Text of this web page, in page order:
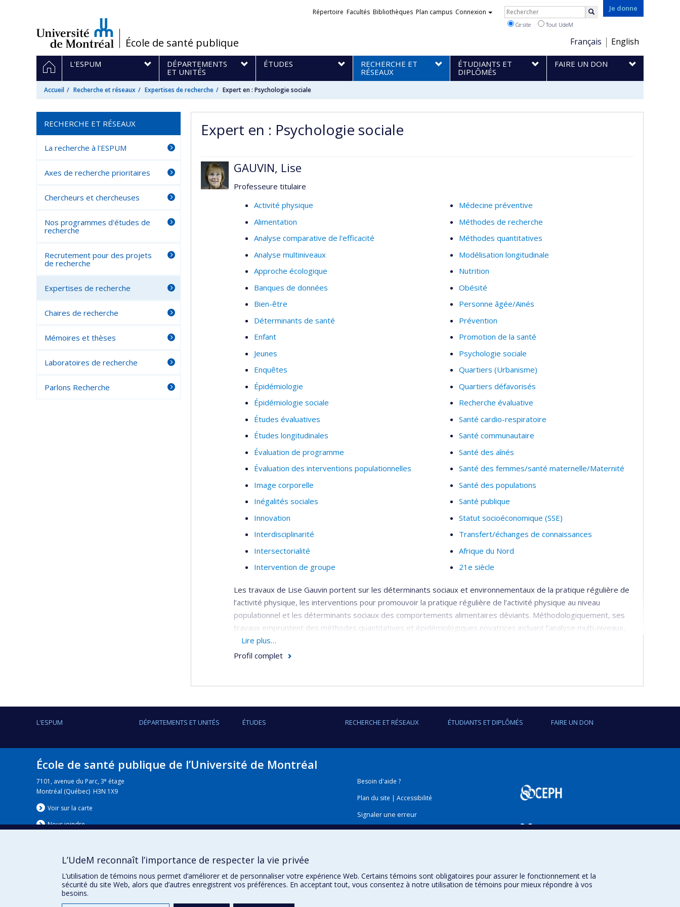
/École de santé publique
Je donne
Choix
de
la
langue
Français English
Liens
Répertoire Facultés Bibliothèques Plan campus Connexion Rechercher
Ce site Tout UdeM
Navigation
principale
ACCUEIL
L'ESPUM
DÉPARTEMENTS
ET UNITÉS
ÉTUDES
RECHERCHE ET
RÉSEAUX
ÉTUDIANTS ET
DIPLÔMÉS
FAIRE UN DON
Accueil Recherche et réseaux Expertises de recherche Expert en : Psychologie sociale
Expert en : Psychologie sociale
GAUVIN, Lise
Professeure titulaire
Activité physique
Alimentation
Analyse comparative de l'efficacité
Analyse multiniveaux
Approche écologique
Banques de données
Bien-être
Déterminants de santé
Enfant
Jeunes
Enquêtes
Épidémiologie
Épidémiologie sociale
Études évaluatives
Études longitudinales
Évaluation de programme
Évaluation des interventions populationnelles
Image corporelle
Inégalités sociales
Innovation
Interdisciplinarité
Intersectorialité
Intervention de groupe
Médecine préventive
Méthodes de recherche
Méthodes quantitatives
Modélisation longitudinale
Nutrition
Obésité
Personne âgée/Ainés
Prévention
Promotion de la santé
Psychologie sociale
Quartiers (Urbanisme)
Quartiers défavorisés
Recherche évaluative
Santé cardio-respiratoire
Santé communautaire
Santé des aînés
Santé des femmes/santé maternelle/Maternité
Santé des populations
Santé publique
Statut socioéconomique (SSE)
Transfert/échanges de connaissances
Afrique du Nord
21e siècle
Les travaux de Lise Gauvin portent sur les déterminants sociaux et environnementaux de la pratique régulière de
l’activité physique, les interventions pour promouvoir la pratique régulière de l’activité physique au niveau
populationnel et les déterminants sociaux des comportements alimentaires déviants. Méthodologiquement, ses
travaux empruntent des méthodes quantitatives et épidémiologiques novatrices incluant l’analyse multi-niveaux,
l’économétrie, l’observation sociale systématique et l’échantillonnage des expériences.
Son équipe étudie comment les différentes caractéristiques des quartiers peuvent influencer les habitudes de vie,
interventions de santé publique peuvent changer les voisinages pour le mieux.
Lire plus…
Profil complet
RECHERCHE ET RÉSEAUX
La recherche à l'ESPUM
Axes de recherche prioritaires
Chercheurs et chercheuses
Nos programmes d'études de
recherche
Recrutement pour des projets
de recherche
Expertises de recherche
Chaires de recherche
Mémoires et thèses
Laboratoires de recherche
Parlons Recherche
L'ESPUM DÉPARTEMENTS ET UNITÉS ÉTUDES RECHERCHE ET RÉSEAUX ÉTUDIANTS ET DIPLÔMÉS FAIRE UN DON
École de santé publique de l’Université de Montréal
7101, avenue du Parc, 3e étage
Montréal (Québec) H3N 1X9
Voir sur la carte
Nous joindre
Nouvelles |Événement
Besoin d'aide ?
Plan du site |Accessibilité
Signaler une erreur
L’UdeM reconnaît l’importance de respecter la vie privée
L’utilisation de témoins nous permet d’améliorer et de personnaliser votre expérience Web. Certains témoins sont obligatoires pour assurer le fonctionnement et la
sécurité du site Web, alors que d’autres enregistrent vos préférences. En acceptant tout, vous consentez à notre utilisation de témoins pour mieux répondre à vos
besoins.